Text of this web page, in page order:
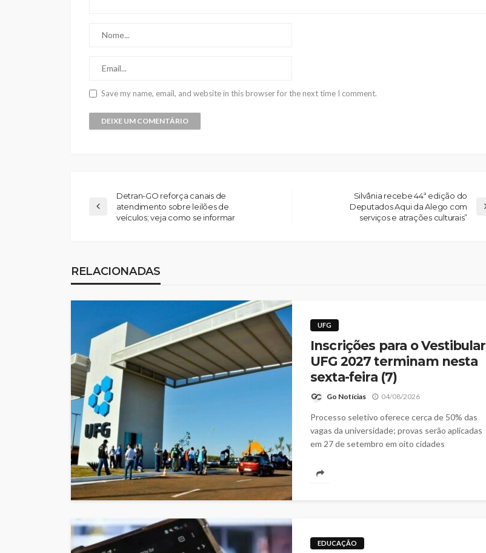
Save my name, email, and website in this browser for the next time I comment.
Detran-GO reforça canais de
atendimento sobre leilões de
veículos; veja como se informar
Silvânia recebe 44ª edição do
Deputados Aqui da Alego com
serviços e atrações culturais”
RELACIONADAS
UFG
Inscrições para o Vestibular
UFG 2027 terminam nesta
sexta-feira (7)
Go Notícias 04/08/2026
Processo seletivo oferece cerca de 50% das
vagas da universidade; provas serão aplicadas
em 27 de setembro em oito cidades
EDUCAÇÃO